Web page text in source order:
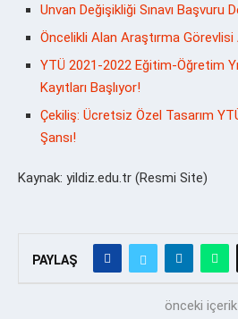
Unvan Değişikliği Sınavı Başvuru
Öncelikli Alan Araştırma Görevlisi
YTÜ 2021-2022 Eğitim-Öğretim
Kayıtları Başlıyor!
Çekiliş: Ücretsiz Özel Tasarım
Şansı!
Kaynak: yildiz.edu.tr (Resmi Site)
PAYLAŞ
önceki içerik